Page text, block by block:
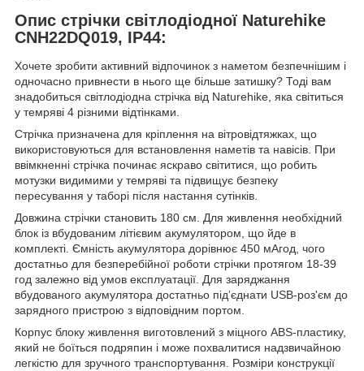
Опис стрічки світлодіодної Naturehike
CNH22DQ019, IP44:
Хочете зробити активний відпочинок з наметом безпечнішим і
одночасно привнести в нього ще більше затишку? Тоді вам
знадобиться світлодіодна стрічка від Naturehike, яка світиться
у темряві 4 різними відтінками.
Стрічка призначена для кріплення на вітровідтяжках, що
використовуються для встановлення наметів та навісів. При
ввімкненні стрічка починає яскраво світитися, що робить
мотузки видимими у темряві та підвищує безпеку
пересування у таборі після настання сутінків.
Довжина стрічки становить 180 см. Для живлення необхідний
блок із вбудованим літієвим акумулятором, що йде в
комплекті. Ємність акумулятора дорівнює 450 мАгод, чого
достатньо для безперебійної роботи стрічки протягом 18-39
год залежно від умов експлуатації. Для заряджання
вбудованого акумулятора достатньо підʼєднати USB-роз'єм до
зарядного пристрою з відповідним портом.
Корпус блоку живлення виготовлений з міцного ABS-пластику,
який не боїться подряпин і може похвалитися надзвичайною
легкістю для зручного транспортування. Розміри конструкції